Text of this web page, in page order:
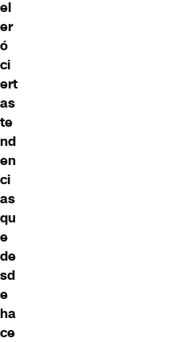
el
er
ó
ci
ert
as
te
nd
en
ci
as
qu
e
de
sd
e
ha
ce